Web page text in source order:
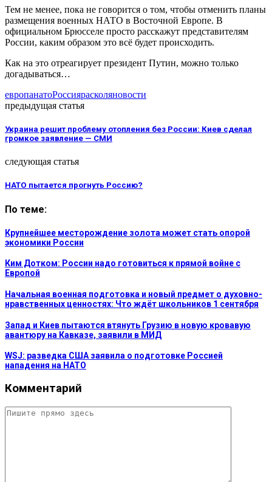
Тем не менее, пока не говорится о том, чтобы отменить планы
размещения военных НАТО в Восточной Европе. В
официальном Брюсселе просто расскажут представителям
России, каким образом это всё будет происходить.
Как на это отреагирует президент Путин, можно только
догадываться…
европанатоРоссиярасколяновости
предыдущая статья
Украина решит проблему отопления без России: Киев сделал
громкое заявление — СМИ
следующая статья
НАТО пытается прогнуть Россию?
По теме:
Крупнейшее месторождение золота может стать опорой
экономики России
Ким Дотком: России надо готовиться к прямой войне с
Европой
Начальная военная подготовка и новый предмет о духовно-
нравственных ценностях: Что ждёт школьников 1 сентября
Запад и Киев пытаются втянуть Грузию в новую кровавую
авантюру на Кавказе, заявили в МИД
WSJ: разведка США заявила о подготовке Россией
нападения на НАТО
Комментарий